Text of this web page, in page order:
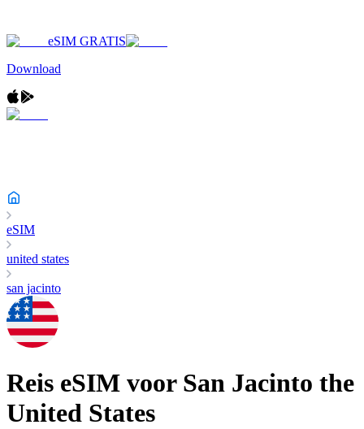
eSIM GRATIS
Download
eSIM
united states
san jacinto
Reis eSIM voor San Jacinto the
United States